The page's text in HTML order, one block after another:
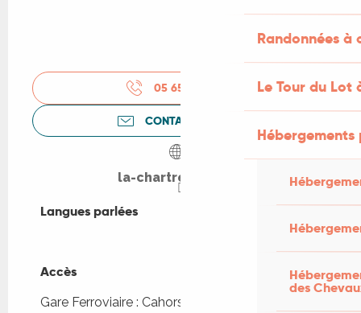
Randonnées
Le Tour du Lot
des
05 65 35 17
CONTACTEZ-NOUS
la-chartreuse.com
Langues parlées
Langues parlées
Accès
Accès
Gare Ferroviaire : Cahors à 2km